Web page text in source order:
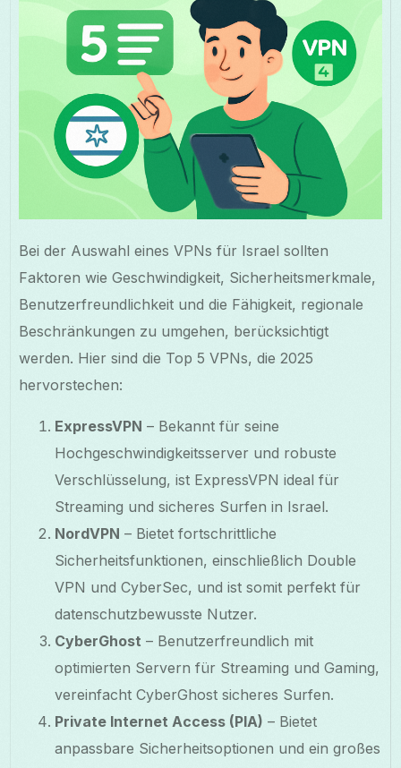
Bei der Auswahl eines VPNs für Israel sollten
Faktoren wie Geschwindigkeit, Sicherheitsmerkmale,
Benutzerfreundlichkeit und die Fähigkeit, regionale
Beschränkungen zu umgehen, berücksichtigt
werden. Hier sind die Top 5 VPNs, die 2025
hervorstechen:
ExpressVPN – Bekannt für seine
Hochgeschwindigkeitsserver und robuste
Verschlüsselung, ist ExpressVPN ideal für
Streaming und sicheres Surfen in Israel.
NordVPN – Bietet fortschrittliche
Sicherheitsfunktionen, einschließlich Double
VPN und CyberSec, und ist somit perfekt für
datenschutzbewusste Nutzer.
CyberGhost – Benutzerfreundlich mit
optimierten Servern für Streaming und Gaming,
vereinfacht CyberGhost sicheres Surfen.
Private Internet Access (PIA) – Bietet
anpassbare Sicherheitsoptionen und ein großes